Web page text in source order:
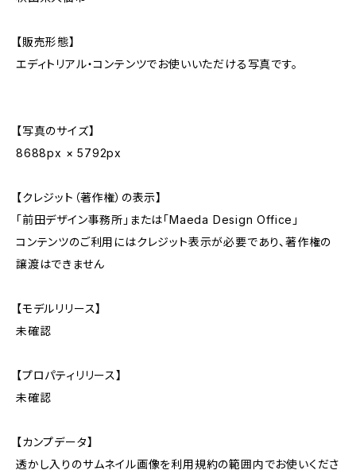
【販売形態】
エディトリアル・コンテンツでお使いいただける写真です。
【写真のサイズ】
8688px × 5792px
【クレジット（著作権）の表示】
「前田デザイン事務所」または「Maeda Design Office」
コンテンツのご利用にはクレジット表示が必要であり、著作権の
譲渡はできません
【モデルリリース】
未確認
【プロパティリリース】
未確認
【カンプデータ】
透かし入りのサムネイル画像を利用規約の範囲内でお使いくださ